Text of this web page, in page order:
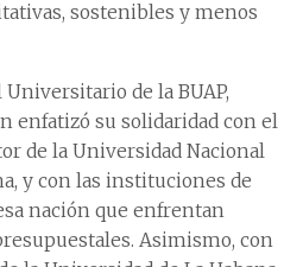
sostenibles y menos
de la BUAP,
enfatizó su solidaridad con el
de la Universidad Nacional
y con las instituciones de
nación que enfrentan
Asimismo, con